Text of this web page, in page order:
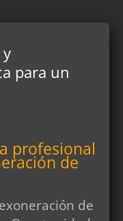
para un
profesional
de
de